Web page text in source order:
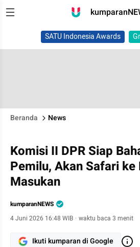
SATU Indonesia Awards
Beranda News
Komisi II DPR Siap
Pemilu, Akan Safari
Masukan
kumparanNEWS
4 Juni 2026 16:48 WIB · waktu baca 3 menit
Ikuti kumparan di Google